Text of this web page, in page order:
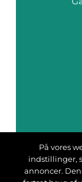
På vores
indstillinger,
annoncer.